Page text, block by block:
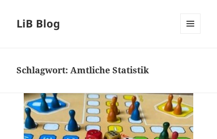
LiB Blog
Schlagwort:Amtliche Statistik